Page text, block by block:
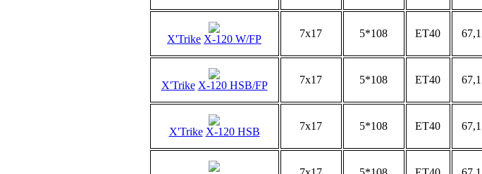
X'Trike X-120 W/FP 7x17 5*108 ET40 67,1
X'Trike X-120 HSB/FP 7x17 5*108 ET40 67,1
X'Trike X-120 HSB 7x17 5*108 ET40 67,1